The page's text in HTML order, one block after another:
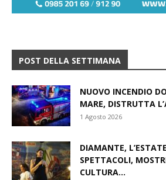
POST DELLA SETTIMANA
NUOVO INCENDIO
MARE, DISTRUTTA
1 Agosto 2026
DIAMANTE,
SPETTACOLI,
CULTURA...